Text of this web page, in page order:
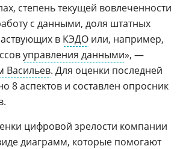
степень текущей вовлеченности
с данными, доля штатных
в КЭДО или, например,
управления данными», —
Васильев. Для оценки последней
8 аспектов и составлен опросник
цифровой зрелости компании
диаграмм, которые помогают